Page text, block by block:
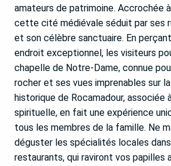
amateurs de patrimoine. Accrochée
cette cité médiévale séduit par ses
et son célèbre sanctuaire. En
endroit exceptionnel, les visiteurs
chapelle de Notre-Dame, connue
rocher et ses vues imprenables sur
historique de Rocamadour, associée
spirituelle, en fait une expérience
tous les membres de la famille. Ne
déguster les spécialités locales dans
restaurants, qui raviront vos papilles